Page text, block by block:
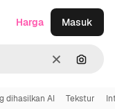
Jernih
Harga Masuk
dihasilkan AI Tekstur